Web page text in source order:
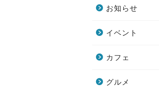
お知らせ
イベント
カフェ
グルメ